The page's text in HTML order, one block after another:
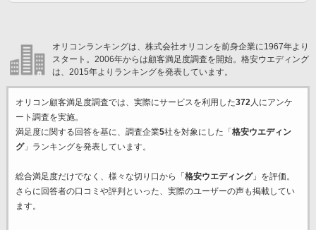
オリコンランキングは、株式会社オリコンを前身企業に1967年より
スタート。2006年からは顧客満足度調査を開始。格安ウエディング
は、2015年よりランキングを発表しています。
オリコン顧客満足度調査では、実際にサービスを利用した372人にアンケ
ート調査を実施。
満足度に関する回答を基に、調査企業5社を対象にした「 格安ウエディン
グ」ランキングを発表しています。
総合満足度だけでなく、様々な切り口から「 格安ウエディング」を評価。
さらに回答者の口コミや評判といった、実際のユーザーの声も掲載してい
ます。